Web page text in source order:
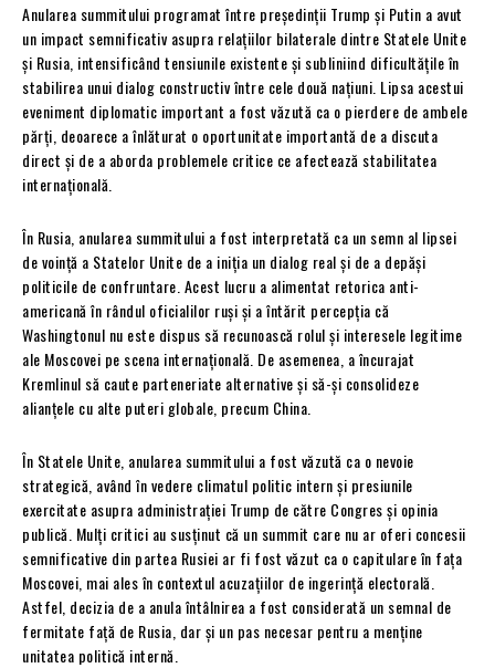
Anularea summitului programat între președinții Trump și Putin a avut
un impact semnificativ asupra relațiilor bilaterale dintre Statele Unite
și Rusia, intensificând tensiunile existente și subliniind dificultățile în
stabilirea unui dialog constructiv între cele două națiuni. Lipsa acestui
eveniment diplomatic important a fost văzută ca o pierdere de ambele
părți, deoarece a înlăturat o oportunitate importantă de a discuta
direct și de a aborda problemele critice ce afectează stabilitatea
internațională.
În Rusia, anularea summitului a fost interpretată ca un semn al lipsei
de voință a Statelor Unite de a iniția un dialog real și de a depăși
politicile de confruntare. Acest lucru a alimentat retorica anti-
americană în rândul oficialilor ruși și a întărit percepția că
Washingtonul nu este dispus să recunoască rolul și interesele legitime
ale Moscovei pe scena internațională. De asemenea, a încurajat
Kremlinul să caute parteneriate alternative și să-și consolideze
alianțele cu alte puteri globale, precum China.
În Statele Unite, anularea summitului a fost văzută ca o nevoie
strategică, având în vedere climatul politic intern și presiunile
exercitate asupra administrației Trump de către Congres și opinia
publică. Mulți critici au susținut că un summit care nu ar oferi concesii
semnificative din partea Rusiei ar fi fost văzut ca o capitulare în fața
Moscovei, mai ales în contextul acuzațiilor de ingerință electorală.
Astfel, decizia de a anula întâlnirea a fost considerată un semnal de
fermitate față de Rusia, dar și un pas necesar pentru a menține
unitatea politică internă.